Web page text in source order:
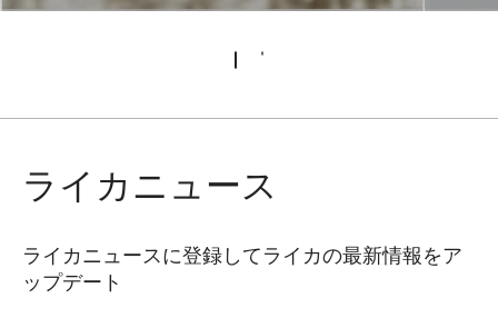
ライカニュース
ライカニュースに登録してライカの最新情報をア
ップデート